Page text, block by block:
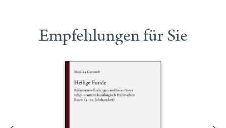
Empfehlungen für Sie